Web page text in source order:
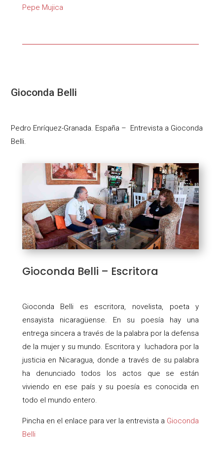
Pepe Mujica
Gioconda Belli
Pedro Enríquez-Granada. España – Entrevista a Gioconda
Belli.
Gioconda Belli – Escritora
Gioconda Belli es escritora, novelista, poeta y
ensayista nicaragüense. En su poesía hay una
entrega sincera a través de la palabra por la defensa
de la mujer y su mundo. Escritora y luchadora por la
justicia en Nicaragua, donde a través de su palabra
ha denunciado todos los actos que se están
viviendo en ese país y su poesía es conocida en
todo el mundo entero.
Pincha en el enlace para ver la entrevista a Gioconda
Belli